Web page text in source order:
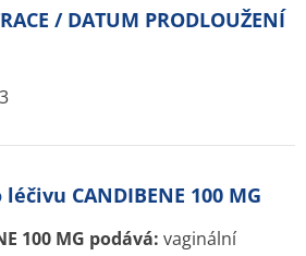
/ DATUM PRODLOUŽENÍ
CANDIBENE 100 MG
100 MG podává: vaginální